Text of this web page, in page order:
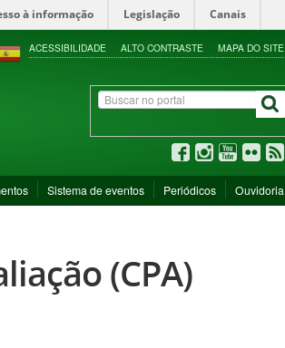
à informação Legislação Canais
ACESSIBILIDADE ALTO CONTRASTE MAPA DO SITE
Sistema de eventos Periódicos Ouvidoria
(CPA)